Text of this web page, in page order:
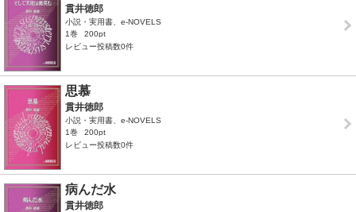
貫井徳郎
小説・実用書、e-NOVELS
1巻
200pt
レビュー投稿数0件
思慕
貫井徳郎
小説・実用書、e-NOVELS
1巻
200pt
レビュー投稿数0件
病んだ水
貫井徳郎